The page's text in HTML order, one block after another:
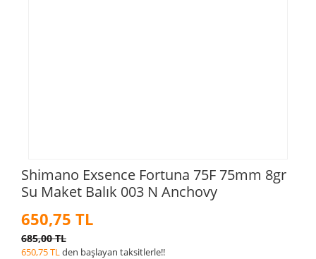
Shimano Exsence Fortuna 75F 75mm 8gr
Su Maket Balık 003 N Anchovy
650,75 TL
685,00 TL
650,75 TLden başlayan taksitlerle!!